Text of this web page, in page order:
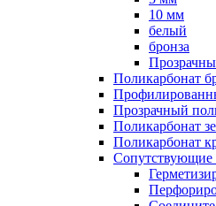
10 мм
белый
бронза
Поликарбонат
Прозрачный
Поликарбонат
Поликарбонат
Сопутствующие